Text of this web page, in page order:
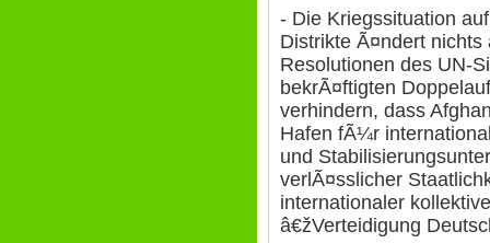
- Die Kriegssituation
Distrikte Ã¤ndert
Resolutionen des UN-
bekrÃ¤ftigten
verhindern, dass
Hafen fÃ¼r
und
verlÃ¤sslicher
internationaler
â€žVerteidigung